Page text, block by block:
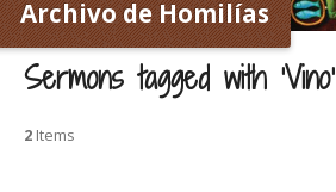
Archivo de Homilías
Sermons tagged with ‘Vino’
2 Items